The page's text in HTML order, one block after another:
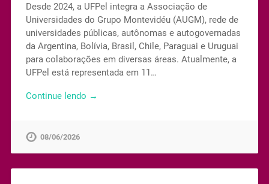
Desde 2024, a UFPel integra a Associação de
Universidades do Grupo Montevidéu (AUGM), rede de
universidades públicas, autônomas e autogovernadas
da Argentina, Bolívia, Brasil, Chile, Paraguai e Uruguai
para colaborações em diversas áreas. Atualmente, a
UFPel está representada em 11…
Continue lendo →
08/06/2026